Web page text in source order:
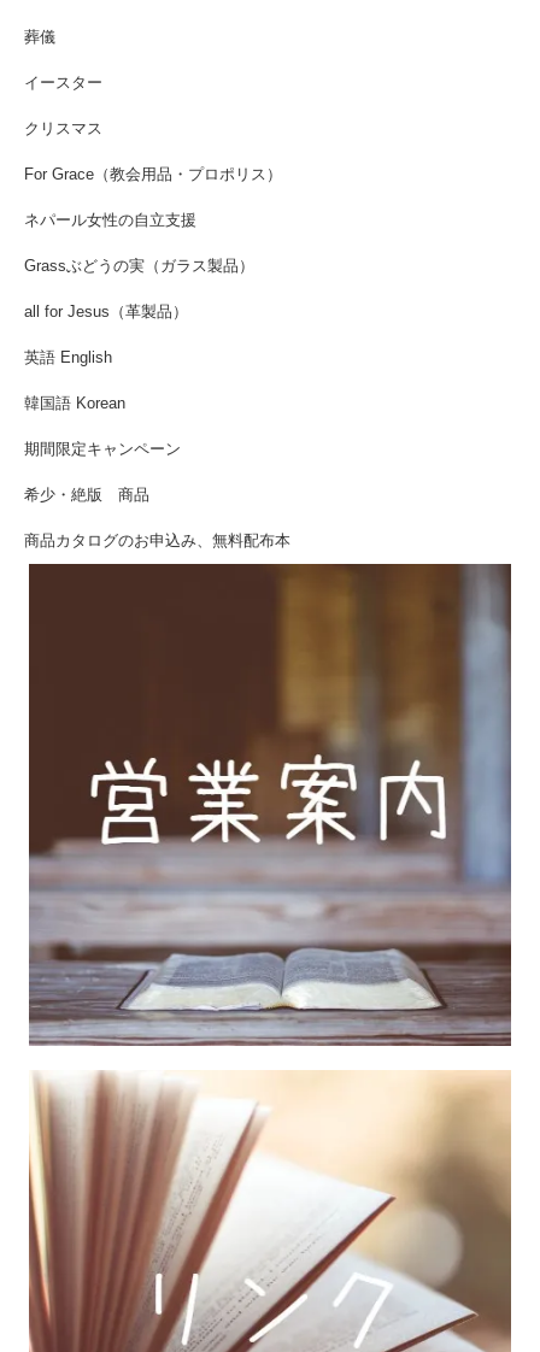
葬儀
イースター
クリスマス
For Grace（教会用品・プロポリス）
ネパール女性の自立支援
Grassぶどうの実（ガラス製品）
all for Jesus（革製品）
英語 English
韓国語 Korean
期間限定キャンペーン
希少・絶版 商品
商品カタログのお申込み、無料配布本